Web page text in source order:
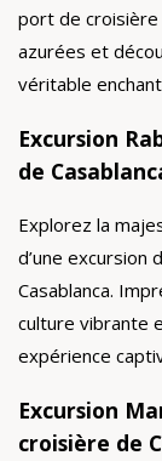
port de croisière
azurées et
véritable
Excursion
de
Explorez la
d’une excursion
Casablanca.
culture vibrante
expérience
Excursion
croisière de